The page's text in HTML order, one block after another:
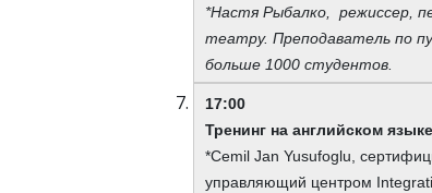
*Настя Рыбалко, режиссер,
театру. Преподаватель по
больше 1000 студентов.
17:00
Тренинг на английском
*Cemil Jan Yusufoglu,
управляющий центром